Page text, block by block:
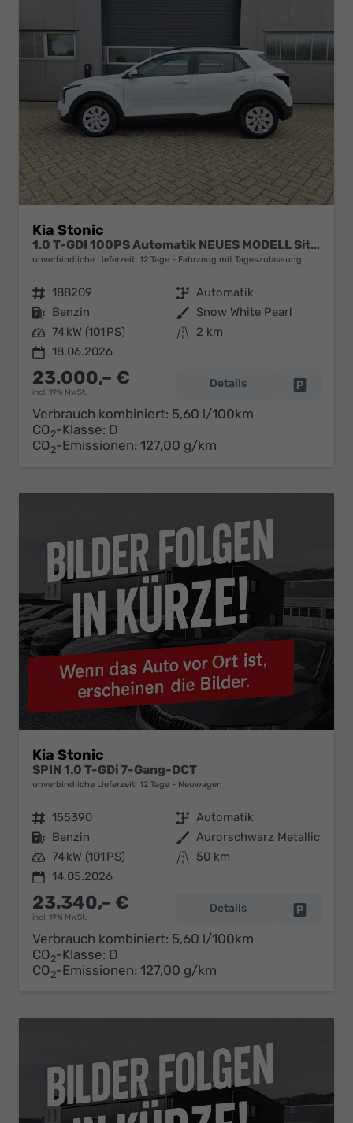
Kia Stonic
1.0 T-GDI 100PS Automatik NEUES MODELL Sitzheizung Lenkradheizung PDC v+h Rückf.Kamera Klima Bluetooth Touchscreen Apple CarPlay Android Auto Tempomat
unverbindliche Lieferzeit: 12 Tage Fahrzeug mit Tageszulassung
Fahrzeugnr. 188209 Getriebe Automatik
Kraftstoff Benzin Außenfarbe Snow White Pearl
Leistung 74 kW (101 PS) Kilometerstand
2 km
18.06.2026
23.000,– €
incl. 19% MwSt.
Details
Verbrauch kombiniert: 5,60 l/100km
CO2-Klasse: D
CO2-Emissionen: 127,00 g/km
Kia Stonic
SPIN 1.0 T-GDi 7-Gang-DCT
unverbindliche Lieferzeit: 12 Tage Neuwagen
Fahrzeugnr. 155390 Getriebe Automatik
Kraftstoff Benzin Außenfarbe Aurorschwarz Metallic
Leistung 74 kW (101 PS) Kilometerstand
50 km
14.05.2026
23.340,– €
incl. 19% MwSt.
Details
Verbrauch kombiniert: 5,60 l/100km
CO2-Klasse: D
CO2-Emissionen: 127,00 g/km